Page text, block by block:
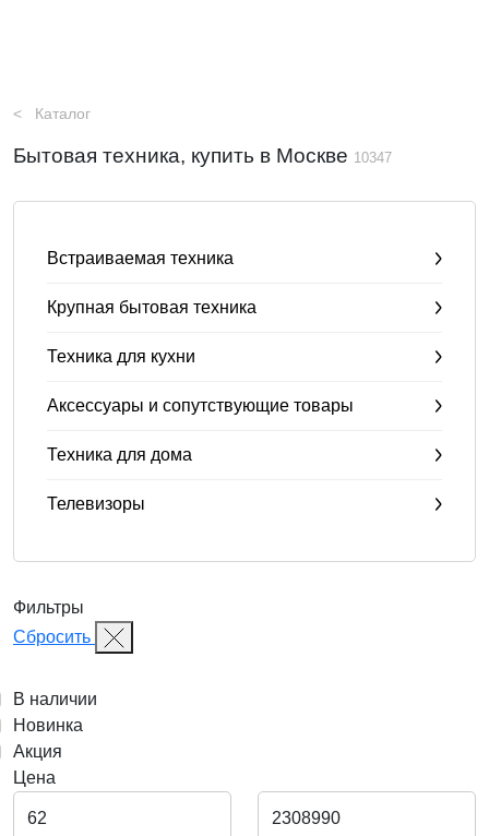
Каталог
Бытовая техника, купить в Москве 10347
Встраиваемая техника
Крупная бытовая техника
Техника для кухни
Аксессуары и сопутствующие товары
Техника для дома
Телевизоры
Фильтры
Сбросить
В наличии
Новинка
Акция
Цена